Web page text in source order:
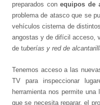
preparados conequipos de
problema de atasco que se
vehículos cisterna de
angostas y de difícil acceso,
de tuberías y red de
Tenemos acceso a las
TV para inspeccionar
herramienta nos permite
que se necesita reparar, el